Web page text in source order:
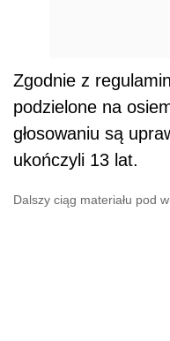
Zgodnie z
podzielone na
głosowaniu są
ukończyli 13 lat.
Dalszy ciąg materiału pod